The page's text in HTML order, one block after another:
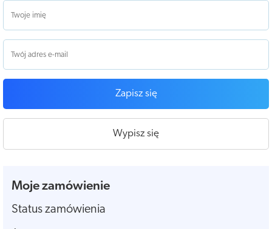
Zapisz się
Wypisz się
Moje zamówienie
Status zamówienia